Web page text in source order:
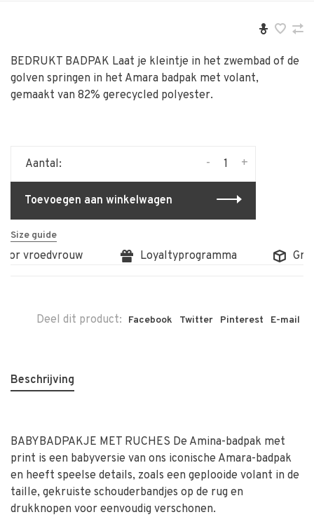
BEDRUKT BADPAK Laat je kleintje in het zwembad of de
golven springen in het Amara badpak met volant,
gemaakt van 82% gerecycled polyester.
Aantal: +
-
Toevoegen aan winkelwagen
Size guide
vroedvrouw Loyaltyprogramma
Deel dit product: Facebook Twitter Pinterest E-mail
Beschrijving
BABYBADPAKJE MET RUCHES De Amina-badpak met
print is een babyversie van ons iconische Amara-badpak
en heeft speelse details, zoals een geplooide volant in de
taille, gekruiste schouderbandjes op de rug en
drukknopen voor eenvoudig verschonen.